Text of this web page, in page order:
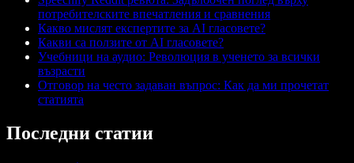
потребителските впечатления и сравнения
Какво мислят експертите за AI гласовете?
Какви са ползите от AI гласовете?
Учебници на аудио: Революция в ученето за всички
възрасти
Отговор на често задаван въпрос: Как да ми прочетат
статията
Последни статии